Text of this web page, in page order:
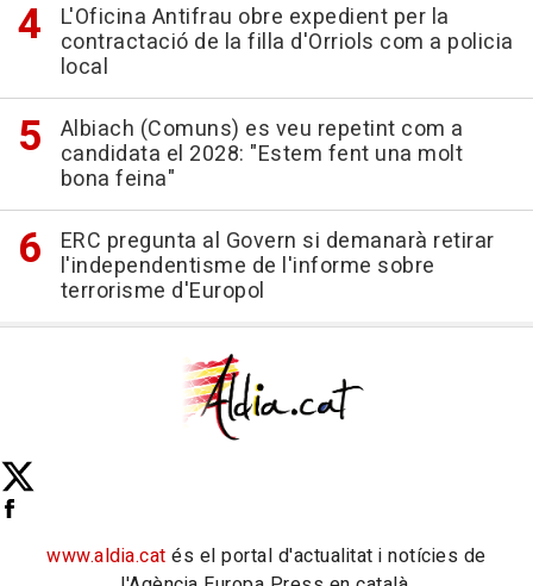
L'Oficina Antifrau obre expedient per la
contractació de la filla d'Orriols com a policia
local
Albiach (Comuns) es veu repetint com a
candidata el 2028: "Estem fent una molt
bona feina"
ERC pregunta al Govern si demanarà retirar
l'independentisme de l'informe sobre
terrorisme d'Europol
www.aldia.cat és el portal d'actualitat i notícies de